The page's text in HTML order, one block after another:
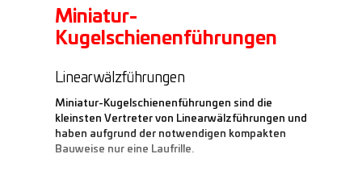
Miniatur-
Kugelschienenführungen
Linearwälzführungen
Miniatur-Kugelschienenführungen sind die
kleinsten Vertreter von Linearwälzführungen und
haben aufgrund der notwendigen kompakten
Bauweise nur eine Laufrille.